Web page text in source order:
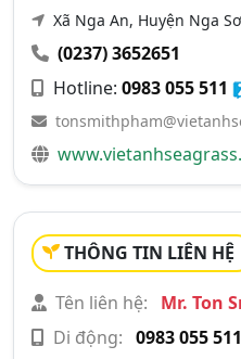
Xã Nga An, Huyện Nga
(0237) 3652651
Hotline: 0983 055 511
THÔNG TIN LIÊN HỆ
Tên liên hệ:
Mr. Ton
Di động: 0983 055 511